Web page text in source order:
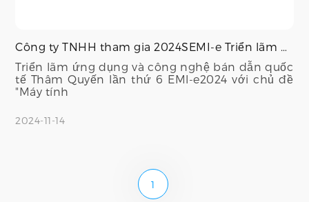
Công ty TNHH tham gia 2024SEMI-e Triển lãm bán dẫn quốc tế Thâm Quyến
Triển lãm ứng dụng và công nghệ bán dẫn quốc
tế Thâm Quyến lần thứ 6 EMl-e2024 với chủ đề
"Máy tính
2024-11-14
1